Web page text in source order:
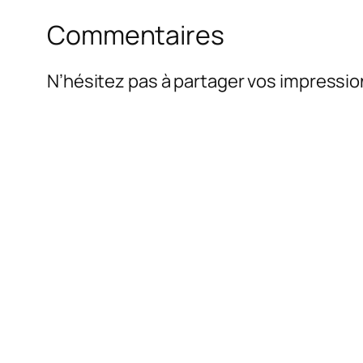
Commentaires
N’hésitez pas à partager vos